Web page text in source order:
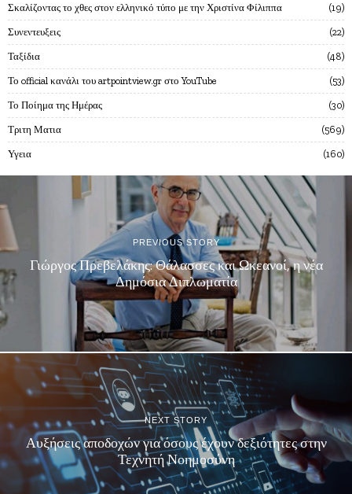
Σκαλίζοντας το χθες στον ελληνικό τύπο με την Χριστίνα Φίλιππα 19
Συνεντευξεις 22
Ταξίδια 48
Το official κανάλι του artpointview.gr στο YouTube 53
Το Ποίημα της Ημέρας 30
Τριτη Ματια 569
Υγεια 160
PREVIOUS STORY
Γιώργος Πρεβελάκης: Θάλασσες και Ωκεανοί, η νέα
Δημόσια Διπλωματία
NEXT STORY
Αυξήσεις αποδοχών για όσους έχουν δεξιότητες στην
Τεχνητή Νοημοσύνη